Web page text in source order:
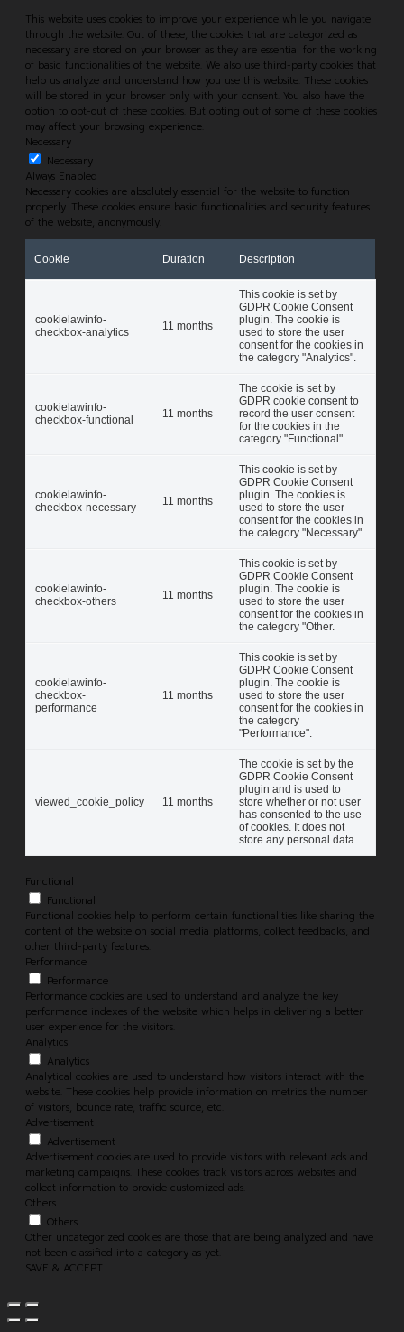
This website uses cookies to improve your experience while you navigate
through the website. Out of these, the cookies that are categorized as
necessary are stored on your browser as they are essential for the working
of basic functionalities of the website. We also use third-party cookies that
help us analyze and understand how you use this website. These cookies
will be stored in your browser only with your consent. You also have the
option to opt-out of these cookies. But opting out of some of these cookies
may affect your browsing experience.
Necessary
Necessary
Always Enabled
Necessary cookies are absolutely essential for the website to function
properly. These cookies ensure basic functionalities and security features
of the website, anonymously.
Cookie Duration Description
cookielawinfo-
checkbox-analytics
11 months
This cookie is set by
GDPR Cookie Consent
plugin. The cookie is
used to store the user
consent for the cookies in
the category "Analytics".
cookielawinfo-
checkbox-functional
11 months
The cookie is set by
GDPR cookie consent to
record the user consent
for the cookies in the
category "Functional".
cookielawinfo-
checkbox-necessary
11 months
This cookie is set by
GDPR Cookie Consent
plugin. The cookies is
used to store the user
consent for the cookies in
the category "Necessary".
cookielawinfo-
checkbox-others
11 months
This cookie is set by
GDPR Cookie Consent
plugin. The cookie is
used to store the user
consent for the cookies in
the category "Other.
cookielawinfo-
checkbox-
performance
11 months
This cookie is set by
GDPR Cookie Consent
plugin. The cookie is
used to store the user
consent for the cookies in
the category
"Performance".
viewed_cookie_policy 11 months
The cookie is set by the
GDPR Cookie Consent
plugin and is used to
store whether or not user
has consented to the use
of cookies. It does not
store any personal data.
Functional
Functional
Functional cookies help to perform certain functionalities like sharing the
content of the website on social media platforms, collect feedbacks, and
other third-party features.
Performance
Performance
Performance cookies are used to understand and analyze the key
performance indexes of the website which helps in delivering a better
user experience for the visitors.
Analytics
Analytics
Analytical cookies are used to understand how visitors interact with the
website. These cookies help provide information on metrics the number
of visitors, bounce rate, traffic source, etc.
Advertisement
Advertisement
Advertisement cookies are used to provide visitors with relevant ads and
marketing campaigns. These cookies track visitors across websites and
collect information to provide customized ads.
Others
Others
Other uncategorized cookies are those that are being analyzed and have
not been classified into a category as yet.
SAVE & ACCEPT